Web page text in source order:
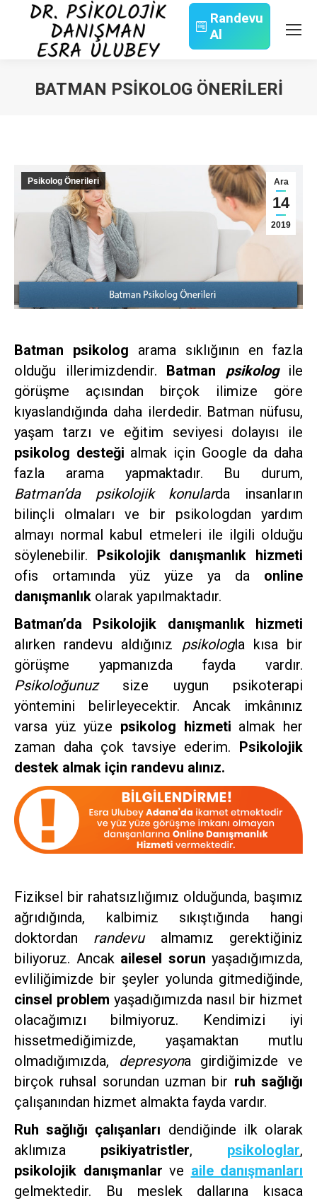
Randevu
Al
BATMAN PSIKOLOG ÖNERILERI
Ara
14
2019
Psikolog Önerileri
Batman psikolog arama sıklığının en fazla
olduğu illerimizdendir. Batman psikologile
görüşme açısından birçok ilimize göre
kıyaslandığında daha ilerdedir. Batman nüfusu,
yaşam tarzı ve eğitim seviyesi dolayısı ile
psikolog desteği almak için Google da daha
fazla arama yapmaktadır. Bu durum,
Batman’da psikolojik konularda insanların
bilinçli olmaları ve bir psikologdan yardım
almayı normal kabul etmeleri ile ilgili olduğu
söylenebilir. Psikolojik danışmanlık hizmeti
ofis ortamında yüz yüze ya da online
danışmanlık olarak yapılmaktadır.
Batman’da Psikolojik danışmanlık hizmeti
alırken randevu aldığınız psikologla kısa bir
görüşme yapmanızda fayda vardır.
Psikoloğunuz size uygun psikoterapi
yöntemini belirleyecektir. Ancak imkânınız
varsa yüz yüze psikolog hizmeti almak her
zaman daha çok tavsiye ederim. Psikolojik
destek almak için randevu alınız.
Fiziksel bir rahatsızlığımız olduğunda, başımız
ağrıdığında, kalbimiz sıkıştığında hangi
doktordan randevualmamız gerektiğiniz
biliyoruz. Ancak ailesel sorun yaşadığımızda,
evliliğimizde bir şeyler yolunda gitmediğinde,
cinsel problem yaşadığımızda nasıl bir hizmet
olacağımızı bilmiyoruz. Kendimizi iyi
hissetmediğimizde, yaşamaktan mutlu
olmadığımızda, depresyona girdiğimizde ve
birçok ruhsal sorundan uzman bir ruh sağlığı
çalışanından hizmet almakta fayda vardır.
Ruh sağlığı çalışanları dendiğinde ilk olarak
aklımıza psikiyatristler, psikologlar,
psikolojik danışmanlar ve aile danışmanları
gelmektedir. Bu meslek dallarına kısaca